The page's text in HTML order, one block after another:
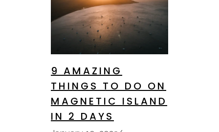
9 AMAZING
THINGS TO DO ON
MAGNETIC ISLAND
IN 2 DAYS